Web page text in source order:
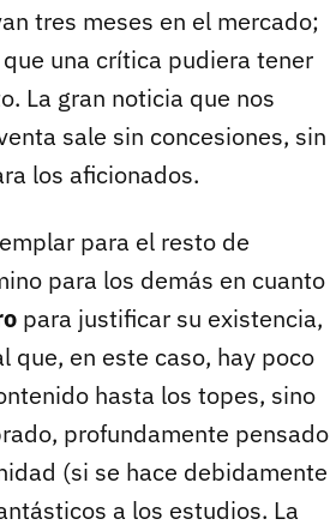
tres meses en el mercado;
una crítica pudiera tener
La gran noticia que nos
sale sin concesiones, sin
los aficionados.
para el resto de
para los demás en cuanto
para justificar su existencia,
que, en este caso, hay poco
hasta los topes, sino
profundamente pensado
(si se hace debidamente
a los estudios. La